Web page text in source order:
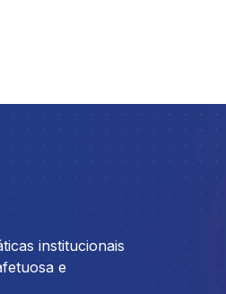
institucionais
e